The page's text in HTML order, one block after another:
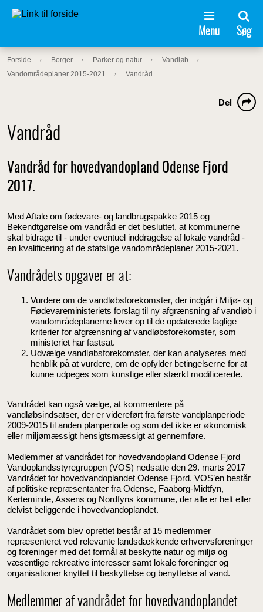
Menu Søg
Forside Borger Parker og natur
Vandløb
Vandområdeplaner 2015-2021
Vandråd
Vandråd
Del
Vandråd for hovedvandopland Odense Fjord
2017.
Med Aftale om fødevare- og landbrugspakke 2015 og
Bekendtgørelse om vandråd er det besluttet, at kommunerne
skal bidrage til - under eventuel inddragelse af lokale vandråd -
en kvalificering af de statslige vandområdeplaner 2015-2021.
Vandrådets opgaver er at:
Vurdere om de vandløbsforekomster, der indgår i Miljø- og
Fødevareministeriets forslag til ny afgrænsning af vandløb i
vandområdeplanerne lever op til de opdaterede faglige
kriterier for afgrænsning af vandløbsforekomster, som
ministeriet har fastsat.
Udvælge vandløbsforekomster, der kan analyseres med
henblik på at vurdere, om de opfylder betingelserne for at
kunne udpeges som kunstige eller stærkt modificerede.
Vandrådet kan også vælge, at kommentere på
vandløbsindsatser, der er videreført fra første vandplanperiode
2009-2015 til anden planperiode og som det ikke er økonomisk
eller miljømæssigt hensigtsmæssigt at gennemføre.
Medlemmer af vandrådet for hovedvandopland Odense Fjord
Vandoplandsstyregruppen (VOS) nedsatte den 29. marts 2017
Vandrådet for hovedvandoplandet Odense Fjord. VOS’en består
af politiske repræsentanter fra Odense, Faaborg-Midtfyn,
Kerteminde, Assens og Nordfyns kommune, der alle er helt eller
delvist beliggende i hovedvandoplandet.
Vandrådet som blev oprettet består af 15 medlemmer
repræsenteret ved relevante landsdækkende erhvervsforeninger
og foreninger med det formål at beskytte natur og miljø og
væsentlige rekreative interesser samt lokale foreninger og
organisationer knyttet til beskyttelse og benyttelse af vand.
Medlemmer af vandrådet for hovedvandoplandet